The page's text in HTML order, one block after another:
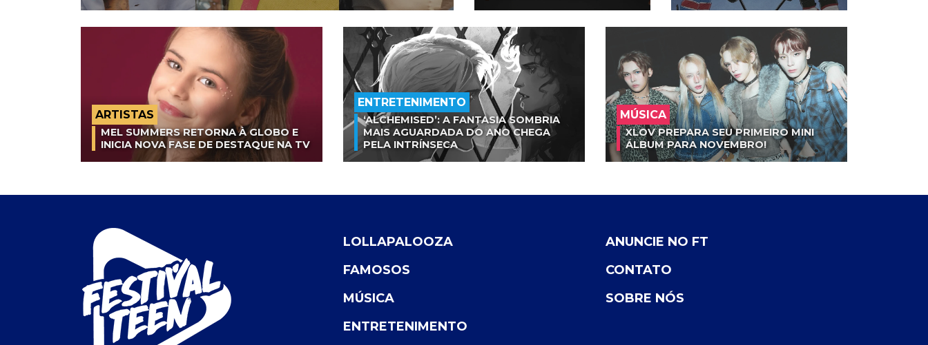
ARTISTAS
MEL SUMMERS RETORNA À GLOBO E
INICIA NOVA FASE DE DESTAQUE NA TV
ENTRETENIMENTO
‘ALCHEMISED’: A FANTASIA SOMBRIA
MAIS AGUARDADA DO ANO CHEGA
PELA INTRÍNSECA
MÚSICA
XLOV PREPARA SEU PRIMEIRO MINI
ÁLBUM PARA NOVEMBRO!
LOLLAPALOOZA
FAMOSOS
MÚSICA
ENTRETENIMENTO
ANUNCIE NO FT
CONTATO
SOBRE NÓS